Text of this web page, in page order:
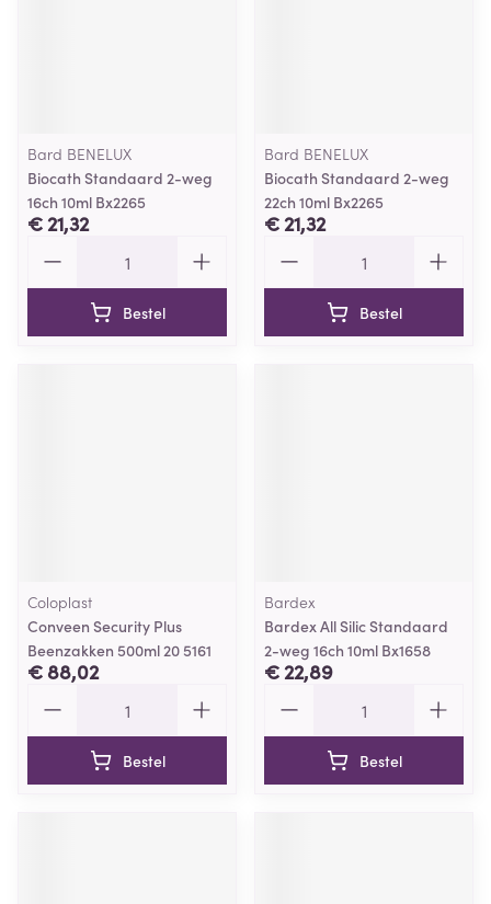
Bard BENELUX
Biocath Standaard 2-weg
16ch 10ml Bx2265
€ 21,32
Bestel
Bard BENELUX
Biocath Standaard 2-weg
22ch 10ml Bx2265
€ 21,32
Bestel
Coloplast
Conveen Security Plus
Beenzakken 500ml 20 5161
€ 88,02
Bestel
Bardex
Bardex All Silic Standaard
2-weg 16ch 10ml Bx1658
€ 22,89
Bestel